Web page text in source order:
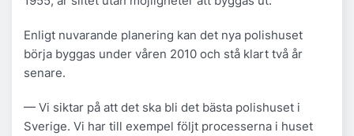
Enligt nuvarande planering kan det nya polishuset
börja byggas under våren 2010 och stå klart två år
senare.
— Vi siktar på att det ska bli det bästa polishuset i
Sverige. Vi har till exempel följt processerna i huset